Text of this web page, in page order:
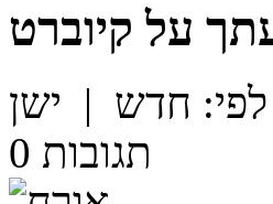
על קיוברט
חדש | ישן
0 תגובות